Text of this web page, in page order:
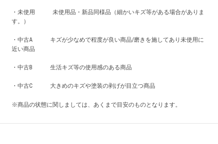
・未使用 未使用品・新品同様品（細かいキズ等がある場合がありま
す。）
・中古A キズが少なめで程度が良い商品/磨きを施してあり未使用に
近い商品
・中古B 生活キズ等の使用感のある商品
・中古C 大きめのキズや塗装の剥げが目立つ商品
※商品の状態に関しましては、あくまで目安のものとなります。